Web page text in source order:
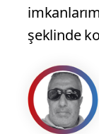
şeklinde